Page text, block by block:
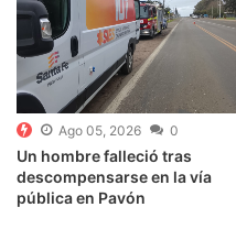
Ago 05, 2026 0
Un hombre falleció tras
descompensarse en la vía
pública en Pavón